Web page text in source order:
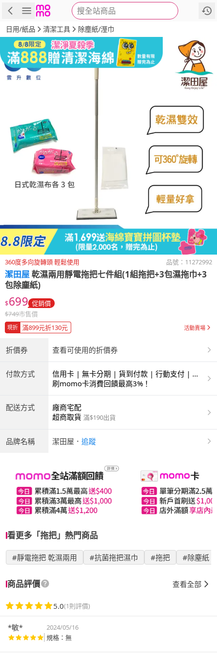
搜全站商品
商品 評價 詳情
日用/紙品 清潔工具 除塵紙/溼巾
360度多向旋轉頭 輕鬆使用 品號： 11272992
潔田屋乾濕兩用靜電拖把七件組(1組拖把+3包濕拖巾+3
包除塵紙)
$699 促銷價
$749市售價
現折 滿899元折130元 活動賣場
折價券 查看可使用的折價券
付款方式
信用卡 | 無卡分期 | 貨到付款 | 行動支付 | 超
商付款 | ATM | 銀聯卡
刷momo卡消費回饋最高3%！
配送方式
廠商宅配
超商取貨 滿$190出貨
品牌名稱 潔田屋 ． 追蹤
看更多「拖把」熱門商品
#靜電拖把 乾濕兩用 #抗菌拖把濕巾 #拖把 #除塵紙
商品評價 查看全部
5.0(1則評價)
*敏*
2024/05/16
規格：無